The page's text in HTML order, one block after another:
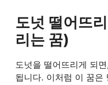
도넛 떨어뜨
리는 꿈)
도넛을 떨어뜨리게 되
됩니다. 이처럼 이 꿈은